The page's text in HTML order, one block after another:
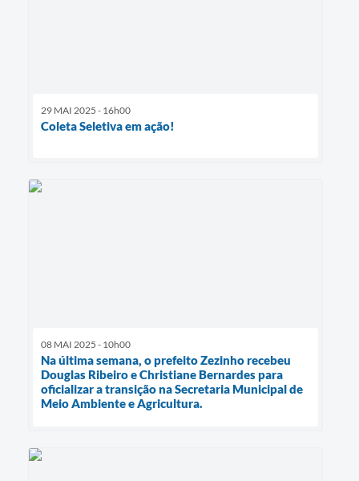
29 MAI 2025 - 16h00
Coleta Seletiva em ação!
08 MAI 2025 - 10h00
Na última semana, o prefeito Zezinho recebeu
Douglas Ribeiro e Christiane Bernardes para
oficializar a transição na Secretaria Municipal de
Meio Ambiente e Agricultura.